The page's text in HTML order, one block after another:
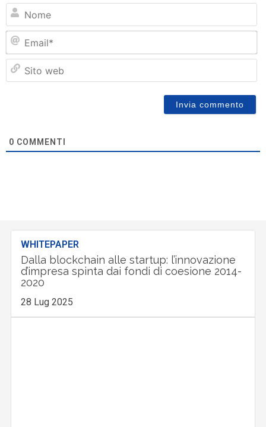
0 COMMENTI
WHITEPAPER
Dalla blockchain alle startup: l’innovazione
d’impresa spinta dai fondi di coesione 2014-
2020
28 Lug 2025